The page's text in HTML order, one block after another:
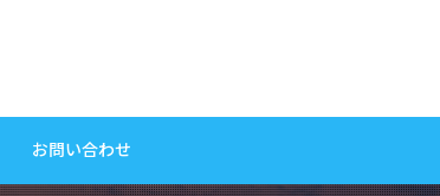
お問い合わせ